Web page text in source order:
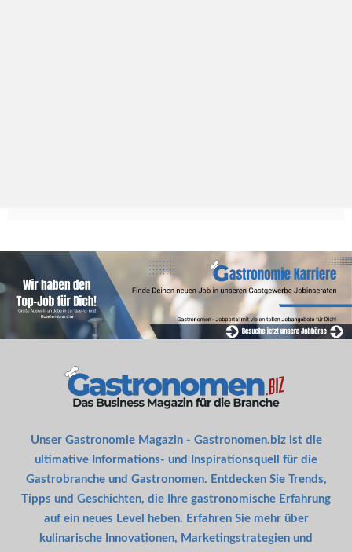
Unser Gastronomie Magazin - Gastronomen.biz ist die
ultimative Informations- und Inspirationsquell für die
Gastrobranche und Gastronomen. Entdecken Sie Trends,
Tipps und Geschichten, die Ihre gastronomische Erfahrung
auf ein neues Level heben. Erfahren Sie mehr über
kulinarische Innovationen, Marketingstrategien und